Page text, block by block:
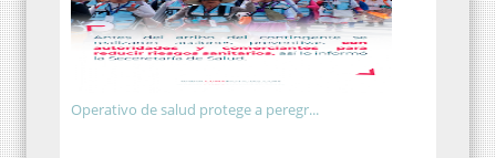
Operativo de salud protege a peregr...